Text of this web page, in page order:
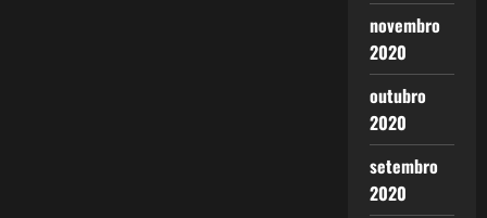
novembro
2020
outubro
2020
setembro
2020